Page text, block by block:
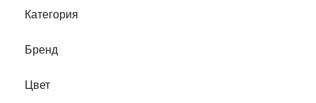
Категория
Бренд
Цвет